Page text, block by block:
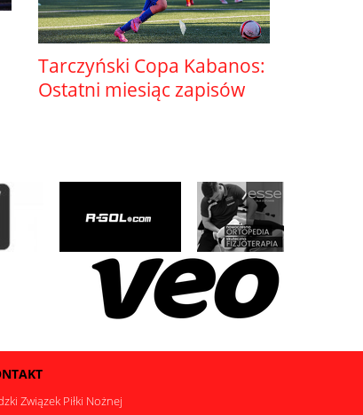
Tarczyński Copa Kabanos:
Ostatni miesiąc zapisów
Związek Piłki Nożnej